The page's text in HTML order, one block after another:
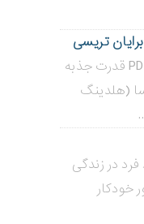
کتاب صوتی و کتاب الکترونیکی PDF قدرت جذبه
(هلدینگ
در زندگی
خودکار